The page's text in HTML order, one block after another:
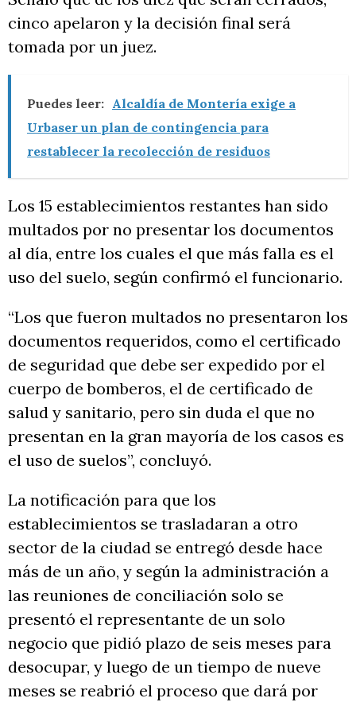
cinco apelaron y la decisión final será
tomada por un juez.
Puedes leer: Alcaldía de Montería exige a
Urbaser un plan de contingencia para
restablecer la recolección de residuos
Los 15 establecimientos restantes han sido
multados por no presentar los documentos
al día, entre los cuales el que más falla es el
uso del suelo, según confirmó el funcionario.
“Los que fueron multados no presentaron los
documentos requeridos, como el certificado
de seguridad que debe ser expedido por el
cuerpo de bomberos, el de certificado de
salud y sanitario, pero sin duda el que no
presentan en la gran mayoría de los casos es
el uso de suelos”, concluyó.
La notificación para que los
establecimientos se trasladaran a otro
sector de la ciudad se entregó desde hace
más de un año, y según la administración a
las reuniones de conciliación solo se
presentó el representante de un solo
negocio que pidió plazo de seis meses para
desocupar, y luego de un tiempo de nueve
meses se reabrió el proceso que dará por